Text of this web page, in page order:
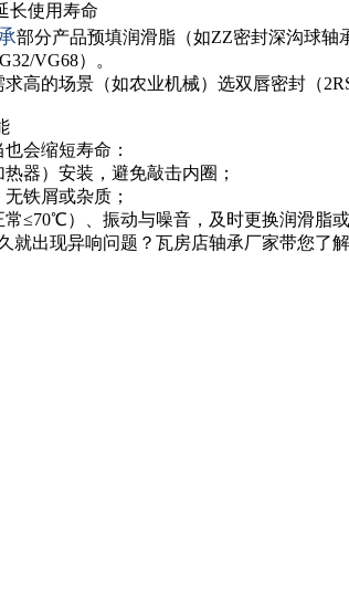
长使用寿命
部分产品预填润滑脂（如ZZ密封深沟球
VG68）。
求高的场景（如农业机械）选双唇密封（
也会缩短寿命：
器）安装，避免敲击内圈；
无铁屑或杂质；
≤70℃）、振动与噪音，及时更换润滑脂或
就出现异响问题？瓦房店轴承厂家带您了